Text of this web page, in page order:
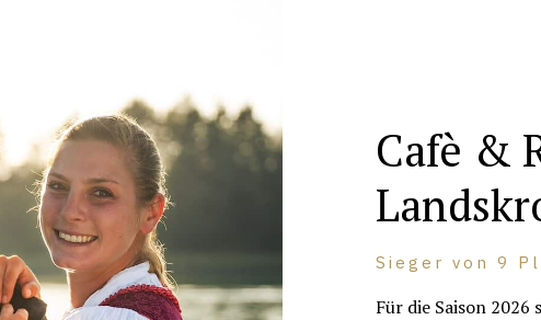
Cafè &
Sieger von 9
Für die Saison